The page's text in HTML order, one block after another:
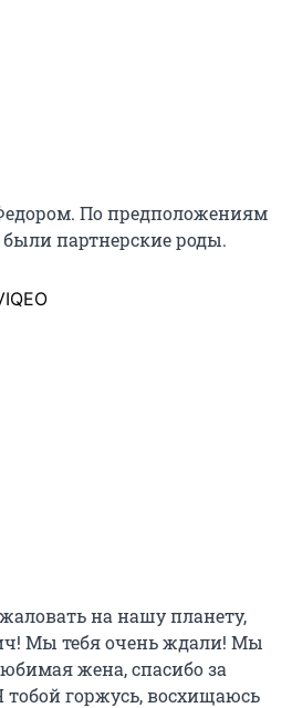
По предположениям
были партнерские роды.
на нашу планету,
Мы тебя очень ждали! Мы
жена, спасибо за
горжусь, восхищаюсь